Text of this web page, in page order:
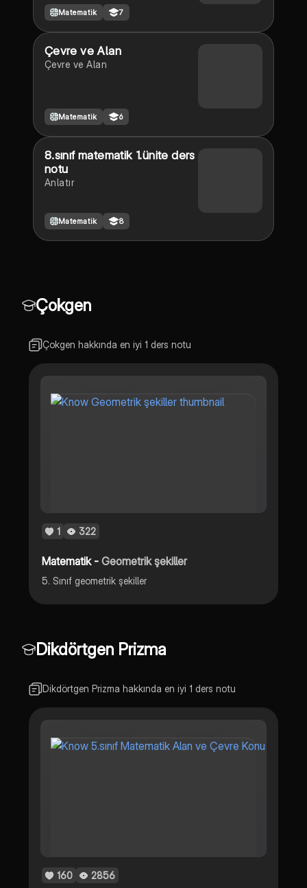
Matematik 7
Çevre ve Alan
Çevre ve Alan
Matematik 6
8.sınıf matematik 1.ünite ders
notu
Anlatır
Matematik 8
Çokgen
Çokgen hakkında en iyi 1 ders notu
1 322
Matematik -Geometrik şekiller
5. Sınıf geometrik şekiller
Dikdörtgen Prizma
Dikdörtgen Prizma hakkında en iyi 1 ders notu
160 2856